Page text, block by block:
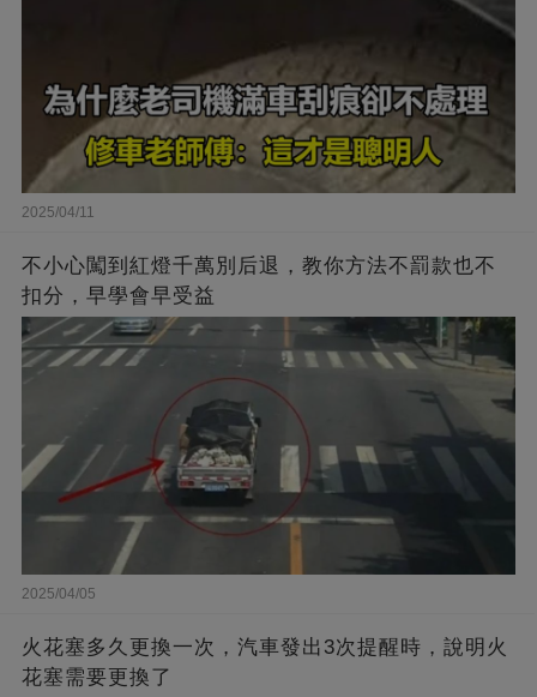
2025/04/11
不小心闖到紅燈千萬別后退，教你方法不罰款也不
扣分，早學會早受益
2025/04/05
火花塞多久更換一次，汽車發出3次提醒時，說明火
花塞需要更換了